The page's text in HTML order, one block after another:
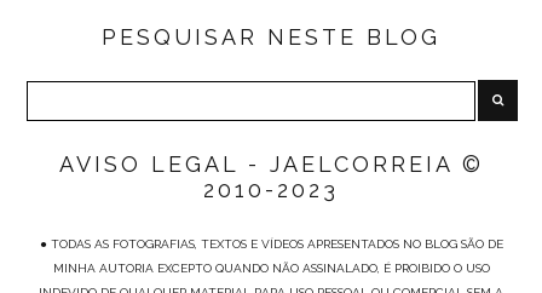
PESQUISAR NESTE BLOG
AVISO LEGAL - JAELCORREIA ©
2010-2023
● TODAS AS FOTOGRAFIAS, TEXTOS E VÍDEOS APRESENTADOS NO BLOG SÃO DE
MINHA AUTORIA EXCEPTO QUANDO NÃO ASSINALADO, É PROIBIDO O USO